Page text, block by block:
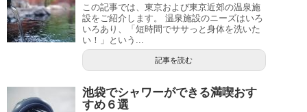
この記事では、東京および東京近郊の温泉施
設をご紹介します。 温泉施設のニーズはいろ
いろあり、「短時間でササっと身体を洗いた
い！」という...
記事を読む
池袋でシャワーができる満喫おす
すめ６選